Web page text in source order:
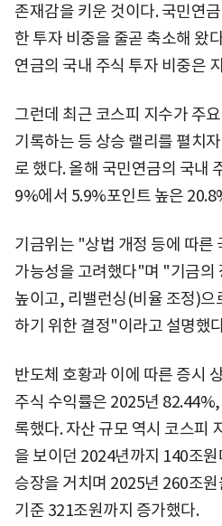
존재감을 키운 것이다. 국민연
한 투자 비중을 줄곧 축소해 왔
연금의 국내 주식 투자 비중은
그런데 최근 코스피 지수가 주
기록하는 등 상승 랠리를 펼치
로 했다. 올해 국민연금의 국내
9%에서 5.9%포인트 높은
기금위는 "상법 개정 등에 따른
가능성을 고려했다"며 "기금의
높이고, 리밸런싱(비율 조정)으
하기 위한 결정"이라고 설명했
반도체 호황과 이에 따른 증시
주식 수익률은 2025년
록했다. 자산 규모 역시 코스피
을 보이던 2024년까지 140조
승장을 거치며 2025년 260조
기준 321조원까지 증가했다.